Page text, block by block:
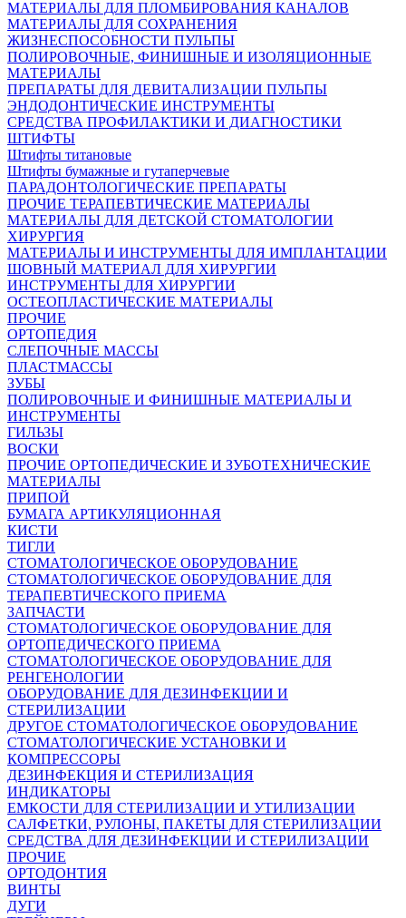
МАТЕРИАЛЫ ДЛЯ ПЛОМБИРОВАНИЯ КАНАЛОВ
МАТЕРИАЛЫ ДЛЯ СОХРАНЕНИЯ
ЖИЗНЕСПОСОБНОСТИ ПУЛЬПЫ
ПОЛИРОВОЧНЫЕ, ФИНИШНЫЕ И ИЗОЛЯЦИОННЫЕ
МАТЕРИАЛЫ
ПРЕПАРАТЫ ДЛЯ ДЕВИТАЛИЗАЦИИ ПУЛЬПЫ
ЭНДОДОНТИЧЕСКИЕ ИНСТРУМЕНТЫ
СРЕДСТВА ПРОФИЛАКТИКИ И ДИАГНОСТИКИ
ШТИФТЫ
Штифты титановые
Штифты бумажные и гутаперчевые
ПАРАДОНТОЛОГИЧЕСКИЕ ПРЕПАРАТЫ
ПРОЧИЕ ТЕРАПЕВТИЧЕСКИЕ МАТЕРИАЛЫ
МАТЕРИАЛЫ ДЛЯ ДЕТСКОЙ СТОМАТОЛОГИИ
ХИРУРГИЯ
МАТЕРИАЛЫ И ИНСТРУМЕНТЫ ДЛЯ ИМПЛАНТАЦИИ
ШОВНЫЙ МАТЕРИАЛ ДЛЯ ХИРУРГИИ
ИНСТРУМЕНТЫ ДЛЯ ХИРУРГИИ
ОСТЕОПЛАСТИЧЕСКИЕ МАТЕРИАЛЫ
ПРОЧИЕ
ОРТОПЕДИЯ
СЛЕПОЧНЫЕ МАССЫ
ПЛАСТМАССЫ
ЗУБЫ
ПОЛИРОВОЧНЫЕ И ФИНИШНЫЕ МАТЕРИАЛЫ И
ИНСТРУМЕНТЫ
ГИЛЬЗЫ
ВОСКИ
ПРОЧИЕ ОРТОПЕДИЧЕСКИЕ И ЗУБОТЕХНИЧЕСКИЕ
МАТЕРИАЛЫ
ПРИПОЙ
БУМАГА АРТИКУЛЯЦИОННАЯ
КИСТИ
ТИГЛИ
СТОМАТОЛОГИЧЕСКОЕ ОБОРУДОВАНИЕ
СТОМАТОЛОГИЧЕСКОЕ ОБОРУДОВАНИЕ ДЛЯ
ТЕРАПЕВТИЧЕСКОГО ПРИЕМА
ЗАПЧАСТИ
СТОМАТОЛОГИЧЕСКОЕ ОБОРУДОВАНИЕ ДЛЯ
ОРТОПЕДИЧЕСКОГО ПРИЕМА
СТОМАТОЛОГИЧЕСКОЕ ОБОРУДОВАНИЕ ДЛЯ
РЕНГЕНОЛОГИИ
ОБОРУДОВАНИЕ ДЛЯ ДЕЗИНФЕКЦИИ И
СТЕРИЛИЗАЦИИ
ДРУГОЕ СТОМАТОЛОГИЧЕСКОЕ ОБОРУДОВАНИЕ
СТОМАТОЛОГИЧЕСКИЕ УСТАНОВКИ И
КОМПРЕССОРЫ
ДЕЗИНФЕКЦИЯ И СТЕРИЛИЗАЦИЯ
ИНДИКАТОРЫ
ЕМКОСТИ ДЛЯ СТЕРИЛИЗАЦИИ И УТИЛИЗАЦИИ
САЛФЕТКИ, РУЛОНЫ, ПАКЕТЫ ДЛЯ СТЕРИЛИЗАЦИИ
СРЕДСТВА ДЛЯ ДЕЗИНФЕКЦИИ И СТЕРИЛИЗАЦИИ
ПРОЧИЕ
ОРТОДОНТИЯ
ВИНТЫ
ДУГИ